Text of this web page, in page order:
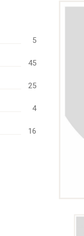
5
45
25
4
16